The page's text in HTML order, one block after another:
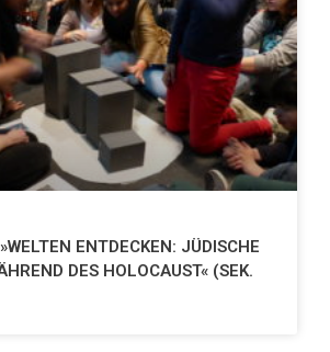
ENTDECKEN: JÜDISCHE
DES HOLOCAUST« (SEK.